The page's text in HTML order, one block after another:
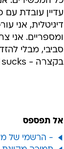
דיגיטלית, אני
ומספריים. אני
סביבי, מבלי
בקצרה - Digital sucks.
אל תפספס
- הרשמי של